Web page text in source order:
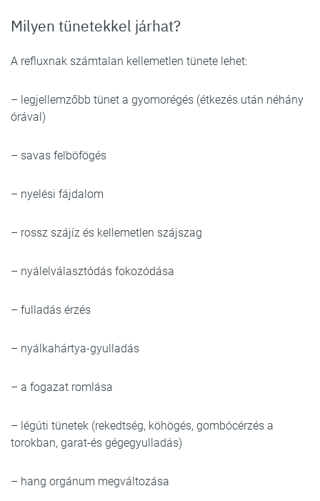
Milyen tünetekkel járhat?
A refluxnak számtalan kellemetlen tünete lehet:
– legjellemzőbb tünet a gyomorégés (étkezés után néhány
órával)
– savas felböfögés
– nyelési fájdalom
– rossz szájíz és kellemetlen szájszag
– nyálelválasztódás fokozódása
– fulladás érzés
– nyálkahártya-gyulladás
– a fogazat romlása
– légúti tünetek (rekedtség, köhögés, gombócérzés a
torokban, garat-és gégegyulladás)
– hang orgánum megváltozása